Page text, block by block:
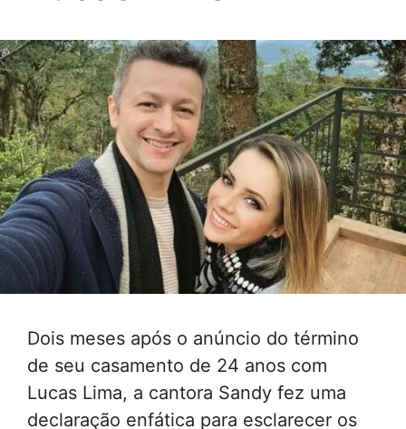
Dois meses após o anúncio do término
de seu casamento de 24 anos com
Lucas Lima, a cantora Sandy fez uma
declaração enfática para esclarecer os